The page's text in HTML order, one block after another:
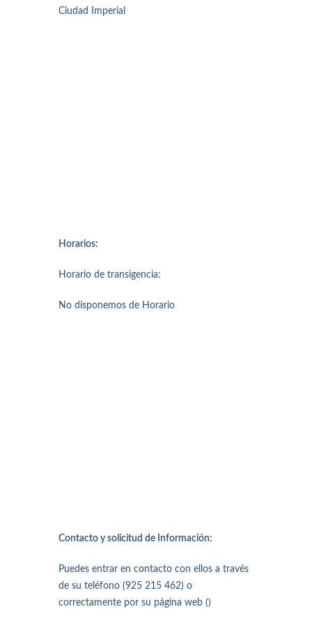
Ciudad Imperial
Horarios:
Horario de transigencia:
No disponemos de Horario
Contacto y solicitud de Información:
Puedes entrar en contacto con ellos a través
de su teléfono (925 215 462) o
correctamente por su página web ()